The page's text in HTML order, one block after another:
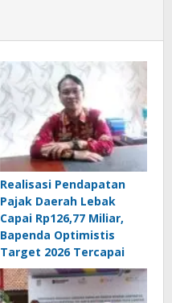
Realisasi Pendapatan
Pajak Daerah Lebak
Capai Rp126,77 Miliar,
Bapenda Optimistis
Target 2026 Tercapai